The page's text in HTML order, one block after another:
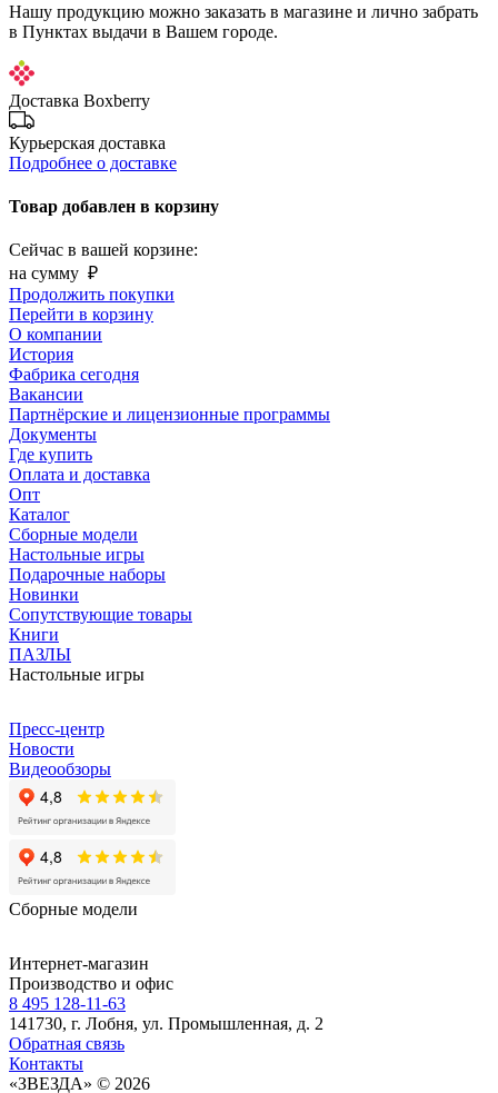
Нашу продукцию можно заказать в магазине и лично забрать
в Пунктах выдачи в Вашем городе.
Доставка Boxberry
Курьерская доставка
Подробнее о доставке
Товар добавлен в корзину
Сейчас в вашей корзине:
на сумму ₽
Продолжить покупки
Перейти в корзину
О компании
История
Фабрика сегодня
Вакансии
Партнёрские и лицензионные программы
Документы
Где купить
Оплата и доставка
Опт
Каталог
Сборные модели
Настольные игры
Подарочные наборы
Новинки
Сопутствующие товары
Книги
ПАЗЛЫ
Настольные игры
Пресс-центр
Новости
Видеообзоры
Сборные модели
Интернет-магазин
Производство и офис
8 495 128-11-63
141730, г. Лобня, ул. Промышленная, д. 2
Обратная связь
Контакты
«ЗВЕЗДА» © 2026